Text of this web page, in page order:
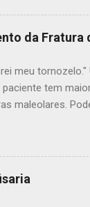
Grau I, II e III
meniscais
estão geralme...
da Fratura
meu
tem
maleolares.
Lesão
- Contusão